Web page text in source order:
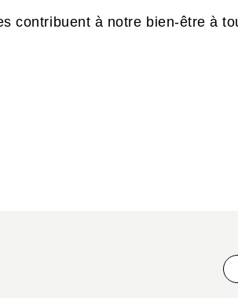
contribuent à notre bien-être à